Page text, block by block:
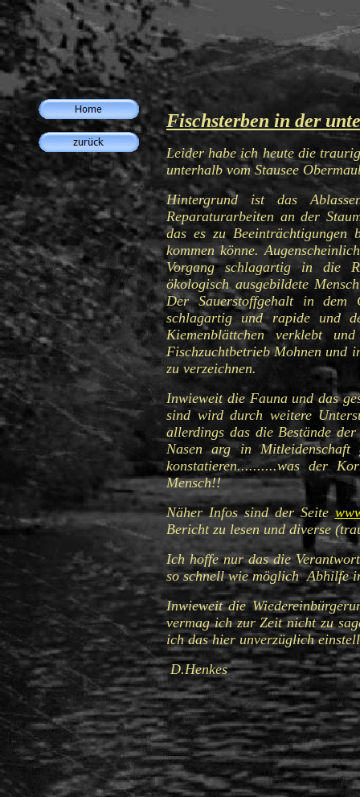
Fischsterben in der
Leider habe ich heute die
unterhalb vom Stausee
Hintergrund ist das
Reparaturarbeiten an der
das es zu Beeinträchtigungen
kommen könne.
Vorgang schlagartig in die
ökologisch ausgebildete
Der Sauerstoffgehalt in dem
schlagartig und rapide und
Kiemenblättchen verklebt
Fischzuchtbetrieb Mohnen und
zu verzeichnen.
Inwieweit die Fauna und das
sind wird durch weitere
allerdings das die Bestände
Nasen arg in
konstatieren..........was der
Mensch!!
Näher Infos sind der Seite
Bericht zu lesen und diverse
Ich hoffe nur das die
so schnell wie möglich Abhilfe
Inwieweit die
vermag ich zur Zeit nicht zu
ich das hier unverzüglich
D.Henkes